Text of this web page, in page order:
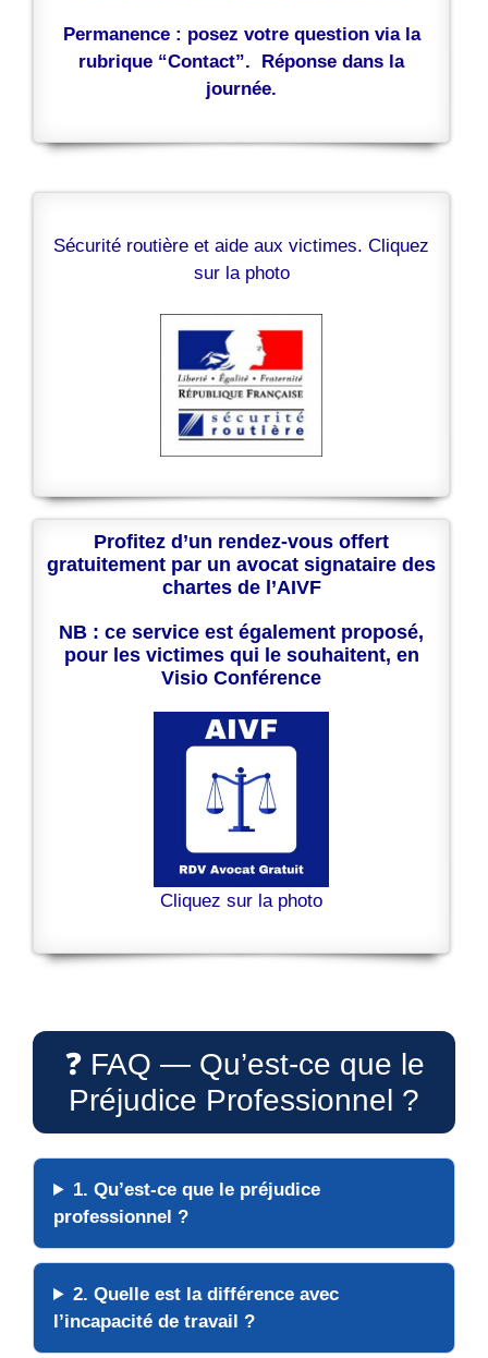
Permanence : posez votre question via la
rubrique “Contact”. Réponse dans la
journée.
Sécurité routière et aide aux victimes. Cliquez
sur la photo
Profitez d’un rendez-vous offert
gratuitement par un avocat signataire des
chartes de l’AIVF
NB : ce service est également proposé,
pour les victimes qui le souhaitent, en
Visio Conférence
Cliquez sur la photo
❓ FAQ — Qu’est-ce que le
Préjudice Professionnel ?
1. Qu’est-ce que le préjudice
professionnel ?
2. Quelle est la différence avec
l’incapacité de travail ?